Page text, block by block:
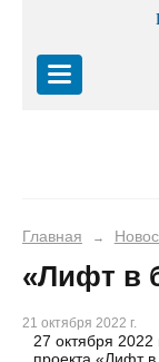
Главная →
«Лифт в
21 октября 2022 г.
27 октября 2022